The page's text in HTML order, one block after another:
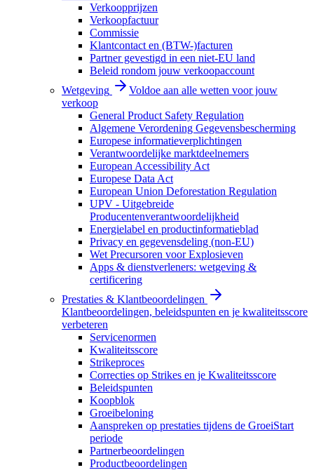
Verkoopprijzen
Verkoopfactuur
Commissie
Klantcontact en (BTW-)facturen
Partner gevestigd in een niet-EU land
Beleid rondom jouw verkoopaccount
Wetgeving
Voldoe aan alle wetten voor jouw
verkoop
General Product Safety Regulation
Algemene Verordening Gegevensbescherming
Europese informatieverplichtingen
Verantwoordelijke marktdeelnemers
European Accessibility Act
Europese Data Act
European Union Deforestation Regulation
UPV - Uitgebreide
Producentenverantwoordelijkheid
Energielabel en productinformatieblad
Privacy en gegevensdeling (non-EU)
Wet Precursoren voor Explosieven
Apps & dienstverleners: wetgeving &
certificering
Prestaties & Klantbeoordelingen
Klantbeoordelingen, beleidspunten en je kwaliteitsscore
verbeteren
Servicenormen
Kwaliteitsscore
Strikeproces
Correcties op Strikes en je Kwaliteitsscore
Beleidspunten
Koopblok
Groeibeloning
Aanspreken op prestaties tijdens de GroeiStart
periode
Partnerbeoordelingen
Productbeoordelingen